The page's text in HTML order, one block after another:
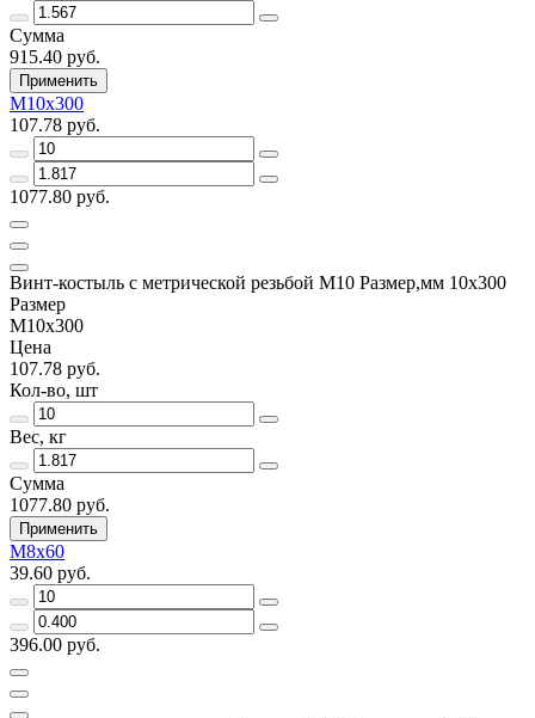
Сумма
915.40 руб.
Применить
М10х300
107.78 руб.
1077.80 руб.
Винт-костыль с метрической резьбой М10 Размер,мм 10х300
Размер
М10х300
Цена
107.78 руб.
Кол-во, шт
Вес, кг
Сумма
1077.80 руб.
Применить
М8х60
39.60 руб.
396.00 руб.